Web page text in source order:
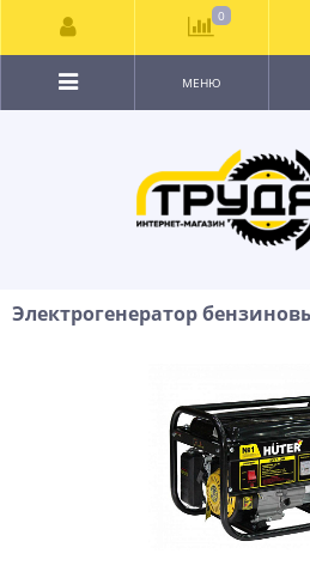
МЕНЮ
Электрогенератор
0